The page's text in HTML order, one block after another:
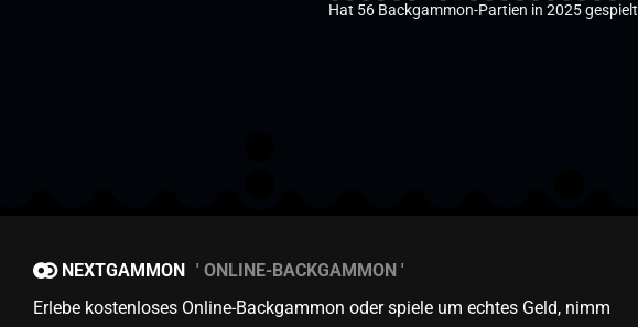
Hat 56 Backgammon-Partien in 2025 gespielt
NEXTGAMMON
ONLINE-BACKGAMMON
Erlebe kostenloses Online-Backgammon oder spiele um echtes Geld, nimm